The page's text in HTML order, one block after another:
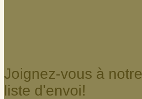
Joignez-vous à notre
liste d'envoi!